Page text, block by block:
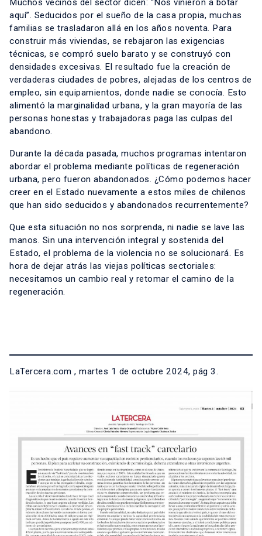
Muchos vecinos del sector dicen: “Nos vinieron a botar
aquí”. Seducidos por el sueño de la casa propia, muchas
familias se trasladaron allá en los años noventa. Para
construir más viviendas, se rebajaron las exigencias
técnicas, se compró suelo barato y se construyó con
densidades excesivas. El resultado fue la creación de
verdaderas ciudades de pobres, alejadas de los centros de
empleo, sin equipamientos, donde nadie se conocía. Esto
alimentó la marginalidad urbana, y la gran mayoría de las
personas honestas y trabajadoras paga las culpas del
abandono.
Durante la década pasada, muchos programas intentaron
abordar el problema mediante políticas de regeneración
urbana, pero fueron abandonados. ¿Cómo podemos hacer
creer en el Estado nuevamente a estos miles de chilenos
que han sido seducidos y abandonados recurrentemente?
Que esta situación no nos sorprenda, ni nadie se lave las
manos. Sin una intervención integral y sostenida del
Estado, el problema de la violencia no se solucionará. Es
hora de dejar atrás las viejas políticas sectoriales:
necesitamos un cambio real y retomar el camino de la
regeneración.
LaTercera.com , martes 1 de octubre 2024, pág 3.